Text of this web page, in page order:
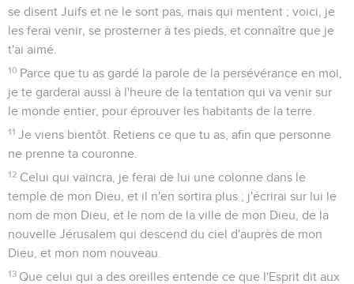
se disent Juifs et ne le sont pas, mais qui mentent ; voici, je
les ferai venir, se prosterner à tes pieds, et connaître que je
t'ai aimé.
10 Parce que tu as gardé la parole de la persévérance en moi,
je te garderai aussi à l'heure de la tentation qui va venir sur
le monde entier, pour éprouver les habitants de la terre.
11 Je viens bientôt. Retiens ce que tu as, afin que personne
ne prenne ta couronne.
12 Celui qui vaincra, je ferai de lui une colonne dans le
temple de mon Dieu, et il n'en sortira plus ; j'écrirai sur lui le
nom de mon Dieu, et le nom de la ville de mon Dieu, de la
nouvelle Jérusalem qui descend du ciel d'auprès de mon
Dieu, et mon nom nouveau.
13 Que celui qui a des oreilles entende ce que l'Esprit dit aux